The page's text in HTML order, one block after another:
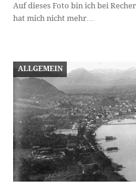
Auf dieses Foto bin ich bei
hat mich nicht mehr…
ALLGEMEIN